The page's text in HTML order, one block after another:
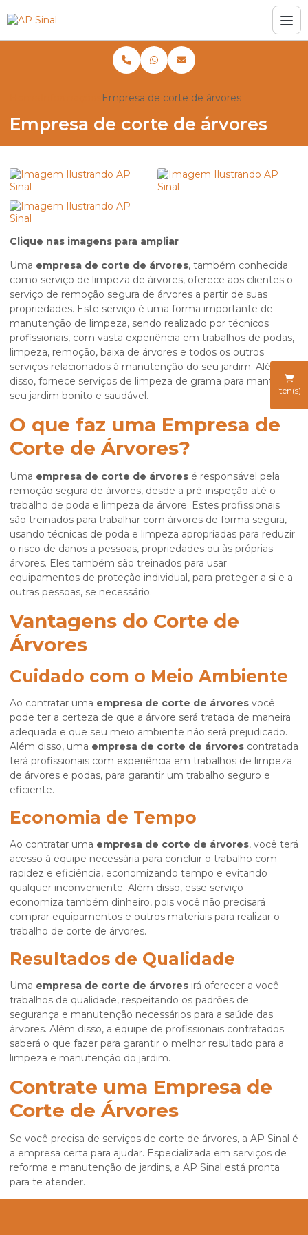
iten(s)
Empresa de corte de árvores
Empresa de corte de árvores
Clique nas imagens para ampliar
Uma empresa de corte de árvores, também conhecida
como serviço de limpeza de árvores, oferece aos clientes o
serviço de remoção segura de árvores a partir de suas
propriedades. Este serviço é uma forma importante de
manutenção de limpeza, sendo realizado por técnicos
profissionais, com vasta experiência em trabalhos de podas,
limpeza, remoção, baixa de árvores e todos os outros
serviços relacionados à manutenção do seu jardim. Além
disso, fornece serviços de limpeza de grama para manter
seu jardim bonito e saudável.
O que faz uma Empresa de
Corte de Árvores?
Uma empresa de corte de árvores é responsável pela
remoção segura de árvores, desde a pré-inspeção até o
trabalho de poda e limpeza da árvore. Estes profissionais
são treinados para trabalhar com árvores de forma segura,
usando técnicas de poda e limpeza apropriadas para reduzir
o risco de danos a pessoas, propriedades ou às próprias
árvores. Eles também são treinados para usar
equipamentos de proteção individual, para proteger a si e a
outras pessoas, se necessário.
Vantagens do Corte de
Árvores
Cuidado com o Meio Ambiente
Ao contratar uma empresa de corte de árvores você
pode ter a certeza de que a árvore será tratada de maneira
adequada e que seu meio ambiente não será prejudicado.
Além disso, uma empresa de corte de árvores contratada
terá profissionais com experiência em trabalhos de limpeza
de árvores e podas, para garantir um trabalho seguro e
eficiente.
Economia de Tempo
Ao contratar uma empresa de corte de árvores, você terá
acesso à equipe necessária para concluir o trabalho com
rapidez e eficiência, economizando tempo e evitando
qualquer inconveniente. Além disso, esse serviço
economiza também dinheiro, pois você não precisará
comprar equipamentos e outros materiais para realizar o
trabalho de corte de árvores.
Resultados de Qualidade
Uma empresa de corte de árvores irá oferecer a você
trabalhos de qualidade, respeitando os padrões de
segurança e manutenção necessários para a saúde das
árvores. Além disso, a equipe de profissionais contratados
saberá o que fazer para garantir o melhor resultado para a
limpeza e manutenção do jardim.
Contrate uma Empresa de
Corte de Árvores
Se você precisa de serviços de corte de árvores, a AP Sinal é
a empresa certa para ajudar. Especializada em serviços de
reforma e manutenção de jardins, a AP Sinal está pronta
para te atender.